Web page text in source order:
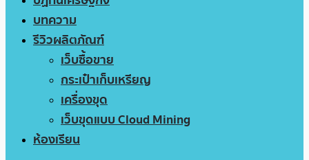
บทความ
รีวิวผลิตภัณฑ์
เว็บซื้อขาย
กระเป๋าเก็บเหรียญ
เครื่องขุด
เว็บขุดแบบ Cloud Mining
ห้องเรียน